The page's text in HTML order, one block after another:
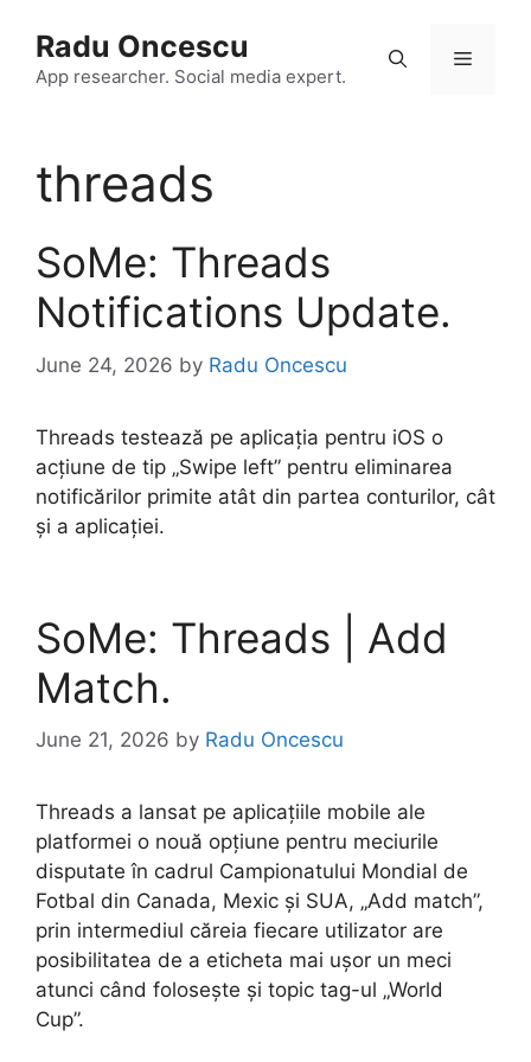
content
Radu Oncescu
App researcher. Social media expert.
Menu
threads
SoMe: Threads
Notifications Update.
June 24, 2026 by Radu Oncescu
Threads testează pe aplicația pentru iOS o
acțiune de tip „Swipe left” pentru eliminarea
notificărilor primite atât din partea conturilor, cât
și a aplicației.
SoMe: Threads | Add
Match.
June 21, 2026 by Radu Oncescu
Threads a lansat pe aplicațiile mobile ale
platformei o nouă opțiune pentru meciurile
disputate în cadrul Campionatului Mondial de
Fotbal din Canada, Mexic și SUA, „Add match”,
prin intermediul căreia fiecare utilizator are
posibilitatea de a eticheta mai ușor un meci
atunci când folosește și topic tag-ul „World
Cup”.